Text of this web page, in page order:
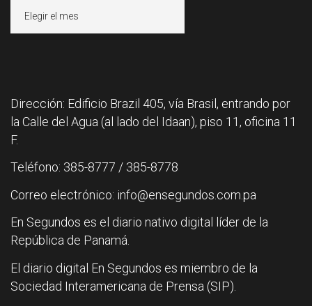
Dirección: Edificio Brazil 405, vía Brasil, entrando por
la Calle del Agua (al lado del Idaan), piso 11, oficina 11
F.
Teléfono: 385-8777 / 385-8778
Correo electrónico: info@ensegundos.com.pa
En Segundos es el diario nativo digital líder de la
República de Panamá.
El diario digital En Segundos es miembro de la
Sociedad Interamericana de Prensa (SIP).